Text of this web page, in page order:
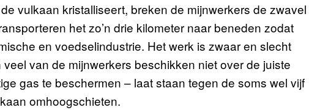
vulkaan kristalliseert, breken de mijnwerkers de zwavel
het zo’n drie kilometer naar beneden zodat
en voedselindustrie. Het werk is zwaar en slecht
van de mijnwerkers beschikken niet over de juiste
gas te beschermen – laat staan tegen de soms wel vijf
omhoogschieten.